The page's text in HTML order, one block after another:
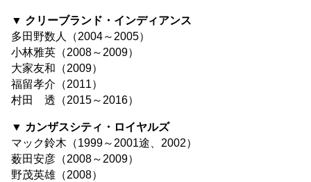
▼ クリーブランド・インディアンス
多田野数人（2004～2005）
小林雅英（2008～2009）
大家友和（2009）
福留孝介（2011）
村田 透（2015～2016）
▼ カンザスシティ・ロイヤルズ
マック鈴木（1999～2001途、2002）
薮田安彦（2008～2009）
野茂英雄（2008）